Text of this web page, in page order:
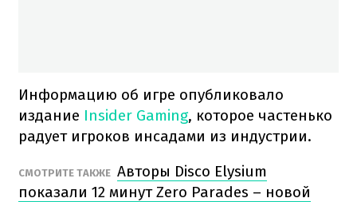
Информацию об игре опубликовало
издание Insider Gaming, которое частенько
радует игроков инсадами из индустрии.
СМОТРИТЕ ТАКЖЕ Авторы Disco Elysium
показали 12 минут Zero Parades – новой